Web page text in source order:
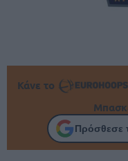
Κάνε το
Πρόσθεσε